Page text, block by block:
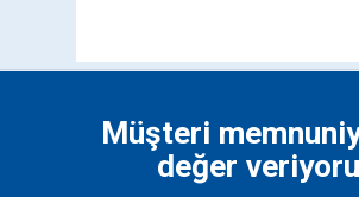
boş
Müşteri
değer